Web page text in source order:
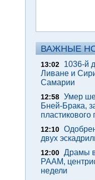
ВАЖНЫЕ
13:02
1036-й
Ливане и
Самарии
12:58 Умер
Бней-Брака,
пластикового
12:10
двух
12:00 Драмы
РААМ,
недели